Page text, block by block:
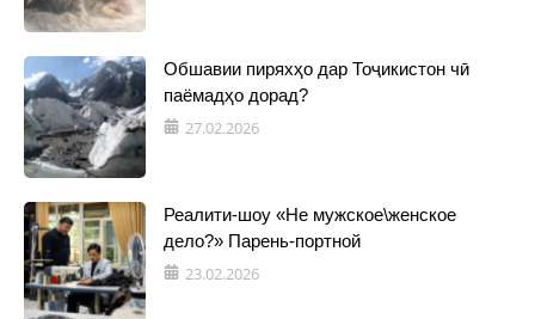
Обшавии пиряхҳо дар Тоҷикистон чӣ
паёмадҳо дорад?
27.02.2026
Реалити-шоу «Не мужское\женское
дело?» Парень-портной
23.02.2026